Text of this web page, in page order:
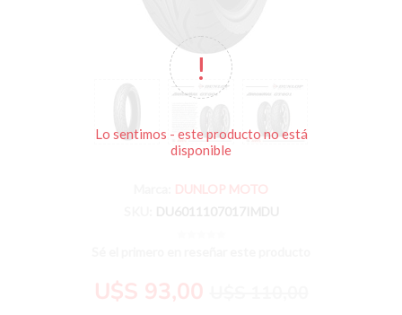
Lo sentimos - este producto no está
disponible
DUNLOP MOTO
U$S 93,00